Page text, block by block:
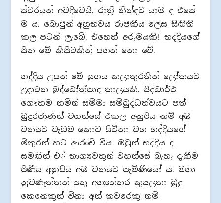
ස්වරයන් අවදිවෙයි. රාත‍්‍රි නින්දට යාම ද එසේ
ම ය. බොජුන් අනුභවය රාජකීය ලෙස සිඟිති
කල පටන් ලැබේ. එහෙත් අරුමයකි! භද්දියගේ
සිත මේ කිසිවකින් පහන් නො වේ.
භද්දිය උපන් මේ යුගය කලාතුරකින් ලෝකයට
උදාවන බුද්ධෝත්පාද කාලයකි. සිද්ධාර්ථ
ගෞතම නමින් සම්මා සම්බුද්ධත්වයට පත්
බුදුරජාණන් වහන්සේ එකල අනුපිය නම් අඹ
වනයට වැඩම කොට සිටිනා වග භද්දියගේ
මිතුරන් හට ආරංචි විය. ඔවුන් භද්දිය ද
සමඟින් එ් භාග්‍යවතුන් වහන්සේ බැහැ දැකීම
පිණිස අනුපිය අඹ වනයට පැමිණියෝ ය. මහා
නුවණැත්තන් සතු අභ්‍යන්තර කුසලතා බුදු
කෙනෙකුන් විනා අන් කවරෙකු නම්